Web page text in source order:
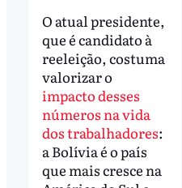
O atual presidente,
que é candidato à
reeleição, costuma
valorizar o
impacto desses
números na vida
dos trabalhadores:
a Bolívia é o país
que mais cresce na